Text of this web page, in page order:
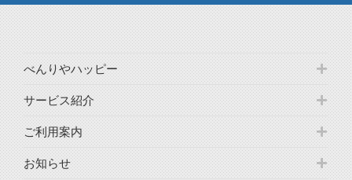
べんりやハッピー
サービス紹介
ご利用案内
お知らせ